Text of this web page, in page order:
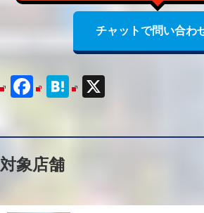
チャットで問い合わ
Facebook
Hatena
対象店舗